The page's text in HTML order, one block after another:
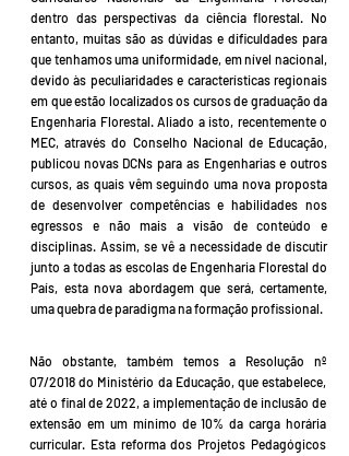
dentro das perspectivas da ciência florestal. No
entanto, muitas são as dúvidas e dificuldades para
que tenhamos uma uniformidade, em nível nacional,
devido às peculiaridades e características regionais
em que estão localizados os cursos de graduação da
Engenharia Florestal. Aliado a isto, recentemente o
MEC, através do Conselho Nacional de Educação,
publicou novas DCNs para as Engenharias e outros
cursos, as quais vêm seguindo uma nova proposta
de desenvolver competências e habilidades nos
egressos e não mais a visão de conteúdo e
disciplinas. Assim, se vê a necessidade de discutir
junto a todas as escolas de Engenharia Florestal do
País, esta nova abordagem que será, certamente,
uma quebra de paradigma na formação profissional.
Não obstante, também temos a Resolução nº
07/2018 do Ministério da Educação, que estabelece,
até o final de 2022, a implementação de inclusão de
extensão em um mínimo de 10% da carga horária
curricular. Esta reforma dos Projetos Pedagógicos